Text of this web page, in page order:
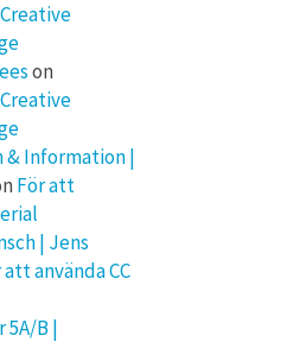
on
& Information |
För att
| Jens
att använda CC
5A/B |